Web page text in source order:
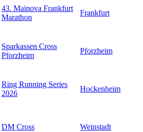
43. Mainova Frankfurt
Marathon
Frankfurt
Sparkassen Cross
Pforzheim
Pforzheim
Ring Running Series
2026
Hockenheim
DM Cross Weinstadt